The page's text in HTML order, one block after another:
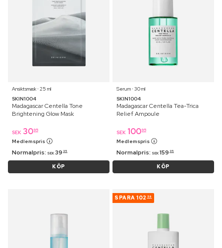
Ansiktsmask ⋅ 25 ml
SKIN1004
Madagascar Centella Tone
Brightening Glow Mask
SEK 3095
Medlemspris
Normalpris: SEK 39 95
KÖP
Serum ⋅ 30 ml
SKIN1004
Madagascar Centella Tea-Trica
Relief Ampoule
SEK 10095
Medlemspris
Normalpris: SEK 159 95
KÖP
SPARA 102 59